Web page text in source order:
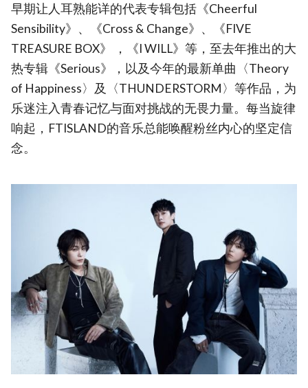
早期让人耳熟能详的代表专辑包括《Cheerful
Sensibility》、《Cross & Change》、《FIVE
TREASURE BOX》 ，《I WILL》等，至去年推出的大
热专辑《Serious》，以及今年的最新单曲〈Theory
of Happiness〉及〈THUNDERSTORM〉等作品，为
乐迷注入青春记忆与面对挑战的无畏力量。每当旋律
响起，FTISLAND的音乐总能唤醒粉丝内心的坚定信
念。